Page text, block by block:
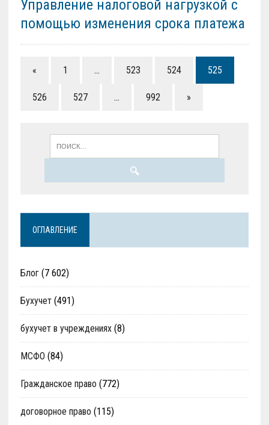
Управление налоговой нагрузкой с
помощью изменения срока платежа
« 1 … 523 524 525
526 527 … 992 »
ОГЛАВЛЕНИЕ
Блог(7 602)
Бухучет(491)
бухучет в учреждениях(8)
МСФО (84)
Гражданское право (772)
договорное право (115)